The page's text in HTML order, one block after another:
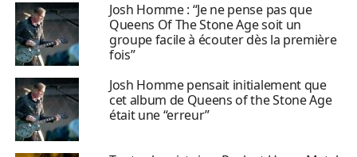
Josh Homme : “Je ne pense pas que
Queens Of The Stone Age soit un
groupe facile à écouter dès la première
fois”
Josh Homme pensait initialement que
cet album de Queens of the Stone Age
était une “erreur”